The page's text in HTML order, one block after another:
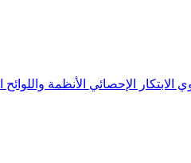
الابتكار الإحصائي الأنظمة واللوائح